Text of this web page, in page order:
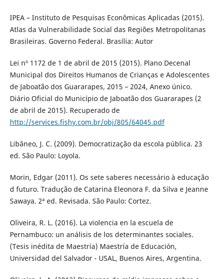
IPEA – Instituto de Pesquisas Econômicas Aplicadas (2015).
Atlas da Vulnerabilidade Social das Regiões Metropolitanas
Brasileiras. Governo Federal. Brasília: Autor
Lei nº 1172 de 1 de abril de 2015 (2015). Plano Decenal
Municipal dos Direitos Humanos de Crianças e Adolescentes
de Jaboatão dos Guararapes, 2015 – 2024, Anexo único.
Diário Oficial do Município de Jaboatão dos Guararapes (2
de abril de 2015). Recuperado de
http://services.fishy.com.br/obj/805/64045.pdf
Libâneo, J. C. (2009). Democratização da escola pública. 23
ed. São Paulo: Loyola.
Morin, Edgar (2011). Os sete saberes necessário à educação
d futuro. Tradução de Catarina Eleonora F. da Silva e Jeanne
Sawaya. 2ª ed. Revisada. São Paulo: Cortez.
Oliveira, R. L. (2016). La violencia en la escuela de
Pernambuco: un análisis de los determinantes sociales.
(Tesis inédita de Maestría) Maestría de Educación,
Universidad del Salvador - USAL, Buenos Aires, Argentina.